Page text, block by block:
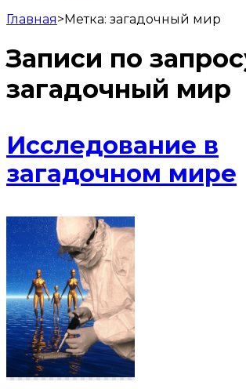
Главная>Метка: загадочный мир
Записи по
загадочный мир
Исследование в
загадочном мире